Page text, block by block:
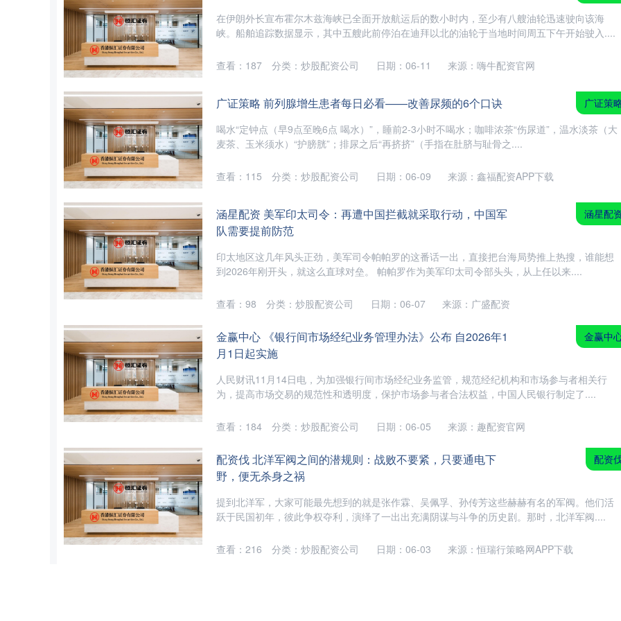
在伊朗外长宣布霍尔木兹海峡已全面开放航运后的数小时内，至少有八艘油轮迅速驶向该海
峡。船舶追踪数据显示，其中五艘此前停泊在迪拜以北的油轮于当地时间周五下午开始驶入....
日期：06-11 来源：嗨牛配资官网
查看： 187 分类： 炒股配资公司
广证策略 前列腺增生患者每日必看——改善尿频的6个口诀
喝水“定钟点（早9点至晚6点 喝水）”，睡前2-3小时不喝水；咖啡浓茶“伤尿道”，温水淡茶（大
麦茶、玉米须水）“护膀胱”；排尿之后“再挤挤”（手指在肚脐与耻骨之....
广证策
日期：06-09 来源：鑫福配资APP下载
查看： 115 分类： 炒股配资公司
涵星配资 美军印太司令：再遭中国拦截就采取行动，中国军
队需要提前防范
印太地区这几年风头正劲，美军司令帕帕罗的这番话一出，直接把台海局势推上热搜，谁能想
到2026年刚开头，就这么直球对垒。 帕帕罗作为美军印太司令部头头，从上任以来....
涵星配
日期：06-07 来源：广盛配资
查看： 98 分类： 炒股配资公司
金赢中心 《银行间市场经纪业务管理办法》公布 自2026年1
月1日起实施
人民财讯11月14日电，为加强银行间市场经纪业务监管，规范经纪机构和市场参与者相关行
为，提高市场交易的规范性和透明度，保护市场参与者合法权益，中国人民银行制定了....
金赢中
日期：06-05 来源：趣配资官网
查看： 184 分类： 炒股配资公司
配资伐 北洋军阀之间的潜规则：战败不要紧，只要通电下
野，便无杀身之祸
提到北洋军，大家可能最先想到的就是张作霖、吴佩孚、孙传芳这些赫赫有名的军阀。他们活
跃于民国初年，彼此争权夺利，演绎了一出出充满阴谋与斗争的历史剧。那时，北洋军阀....
配资
日期：06-03 来源：恒瑞行策略网APP下载
查看： 216 分类： 炒股配资公司